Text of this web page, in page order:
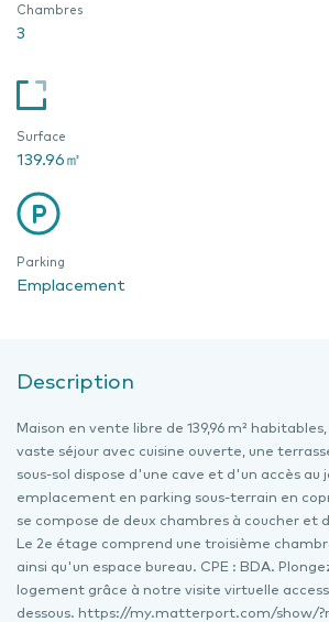
Chambres
3
Surface
139.96㎡
Parking
Emplacement
Description
Maison en vente libre de 139,96 m²
vaste séjour avec cuisine ouverte, une
sous-sol dispose d'une cave et d'un accès au
emplacement en parking sous-terrain en
se compose de deux chambres à coucher et
Le 2e étage comprend une troisième
ainsi qu'un espace bureau. CPE : BDA.
logement grâce à notre visite virtuelle
dessous. https://my.matterport.com/show/